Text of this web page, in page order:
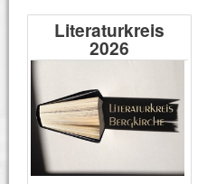
Literaturkreis
2026